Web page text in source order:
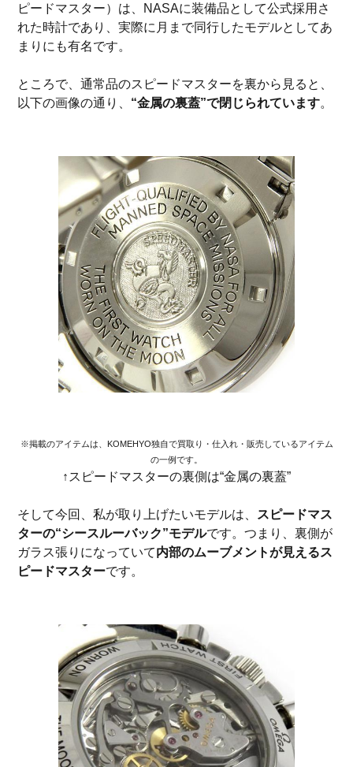
ピードマスター）は、NASAに装備品として公式採用さ
れた時計であり、実際に月まで同行したモデルとしてあ
まりにも有名です。
ところで、通常品のスピードマスターを裏から見ると、
以下の画像の通り、 “金属の裏蓋”で閉じられています。
※掲載のアイテムは、KOMEHYO独自で買取り・仕入れ・販売しているアイテム
の一例です。
↑スピードマスターの裏側は“金属の裏蓋”
そして今回、私が取り上げたいモデルは、 スピードマス
ターの“シースルーバック”モデルです。つまり、裏側が
ガラス張りになっていて内部のムーブメントが見えるス
ピードマスターです。